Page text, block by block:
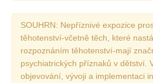
SOUHRN: Nepříznivé expozice
těhotenství-včetně těch, které
rozpoznáním těhotenství-mají
psychiatrických příznaků v dětství.
objevování, vývoji a implementaci